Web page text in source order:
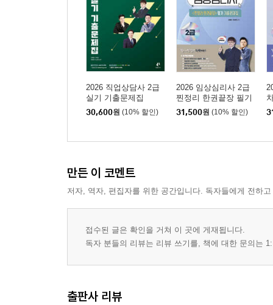
2026 직업상담사 2급
실기 기출문제집
30,600원 (10% 할인)
2026 임상심리사 2급
찐정리 한권끝장 필기
기출문제집
31,500원 (10% 할인)
만든 이 코멘트
저자, 역자, 편집자를 위한 공간입니다. 독자들에게 전하
접수된 글은 확인을 거쳐 이 곳에 게재됩니다.
독자 분들의 리뷰는 리뷰 쓰기를, 책에 대한 문의는
출판사 리뷰